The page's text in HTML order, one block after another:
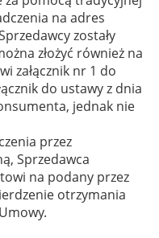
na adres
zostały
złożyć również na
załącznik nr 1 do
do ustawy z dnia
jednak nie
przez
Sprzedawca
na podany przez
otrzymania